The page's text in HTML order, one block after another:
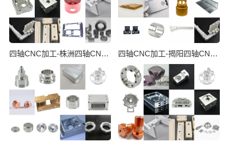
四轴CNC加工-株洲四轴CNC数控加工 四轴CNC加工-揭阳四轴CNC数控加工